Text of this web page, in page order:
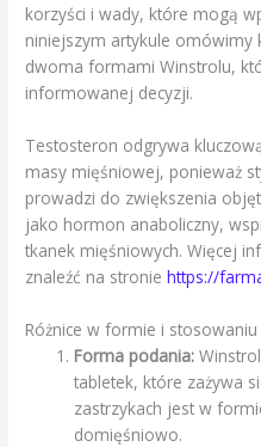
korzyści i wady, które mogą
niniejszym artykule omówimy
dwoma formami Winstrolu,
informowanej decyzji.
Testosteron odgrywa
masy mięśniowej, ponieważ
prowadzi do zwiększenia
jako hormon anaboliczny,
tkanek mięśniowych. Więcej
znaleźć na stroniehttps://
Różnice w formie i stosowaniu
Forma podania:
tabletek, które zażywa
zastrzykach jest w
domięśniowo.